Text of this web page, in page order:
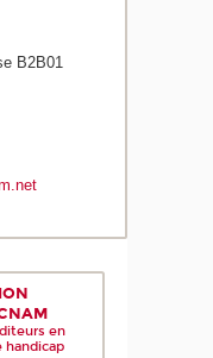
B2B01
en
handicap